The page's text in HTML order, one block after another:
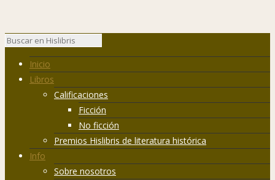
Inicio
Libros
Calificaciones
Ficción
No ficción
Premios Hislibris de literatura histórica
Info
Sobre nosotros